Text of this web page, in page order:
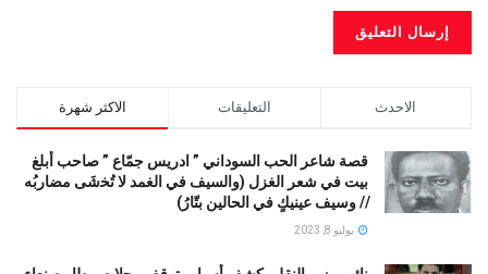
الاكثر شهرة التعليقات الاحدث
قصة شاعر الحب السوداني ” ادريس جمّاع ” صاحب أبلغ
بيت في شعر الغزل (وﺍﻟﺴﻴﻒ ﻓﻲ الغمد ﻻ ﺗُﺨشَى مضاربُه
// ﻭﺳﻴﻒ ﻋﻴﻨﻴﻚٍ ﻓﻲ ﺍﻟﺤﺎﻟﻴﻦ ﺑﺘّﺎﺭُ)
يوليو 8, 2023